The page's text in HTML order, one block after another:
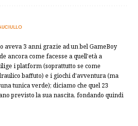
aveva 3 anni grazie ad un bel GameBoy
ancora come facesse a quell'età a
i platform (soprattutto se come
baffuto) e i giochi d'avventura (ma
tunica verde); diciamo che quel 23
previsto la sua nascita, fondando quindi